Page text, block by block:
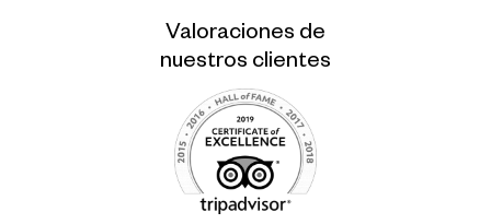
Valoraciones de
nuestros clientes